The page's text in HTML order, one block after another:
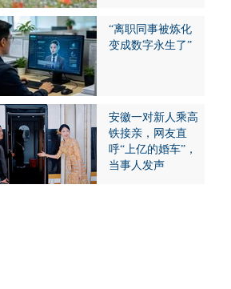
“离职同事被炼化
变成数字永生了”
安徽一对新人乘高
铁接亲，网友直
呼“上亿的婚车”，
当事人发声